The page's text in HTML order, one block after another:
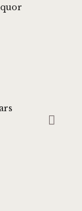
- SUPER